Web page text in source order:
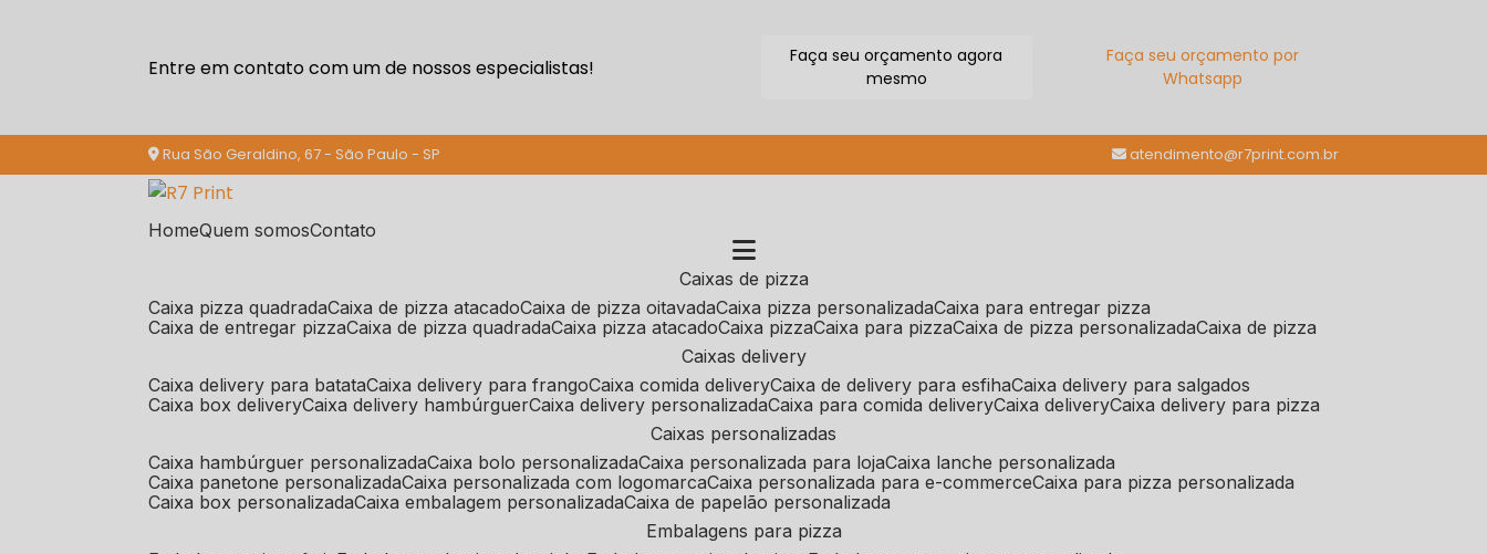
Entre em contato com um de nossos especialistas!
Faça seu orçamento agora
mesmo
Faça seu orçamento por
Whatsapp
Rua São Geraldino, 67 - São Paulo - SP atendimento@r7print.com.br
Home Quem somos Contato
caixas de pizza
caixa pizza quadrada caixa de pizza atacado caixa de pizza oitavada caixa pizza personalizada caixa para entregar pizza
caixa de entregar pizza caixa de pizza quadrada caixa pizza atacado caixa pizza caixa para pizza caixa de pizza personalizada caixa de pizza
caixas delivery
caixa delivery para batata caixa delivery para frango caixa comida delivery caixa de delivery para esfiha caixa delivery para salgados
caixa box delivery caixa delivery hambúrguer caixa delivery personalizada caixa para comida delivery caixa delivery caixa delivery para pizza
caixas personalizadas
caixa hambúrguer personalizada caixa bolo personalizada caixa personalizada para loja caixa lanche personalizada
caixa panetone personalizada caixa personalizada com logomarca caixa personalizada para e-commerce caixa para pizza personalizada
caixa box personalizada caixa embalagem personalizada caixa de papelão personalizada
embalagens para pizza